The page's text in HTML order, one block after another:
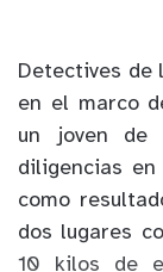
Detectives de
en el marco
un joven de
diligencias
como
dos lugares
10 kilos de